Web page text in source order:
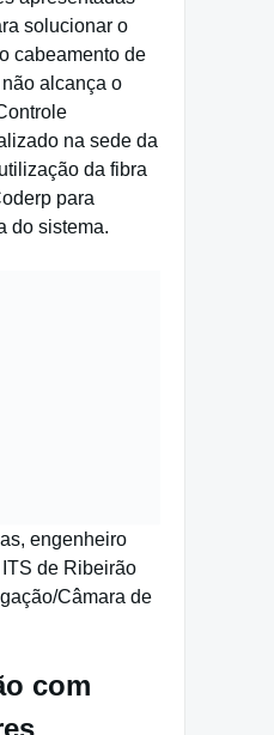
solucionar o
cabeamento de
alcança o
na sede da
da fibra
para
do sistema.
engenheiro
de Ribeirão
Câmara de
com